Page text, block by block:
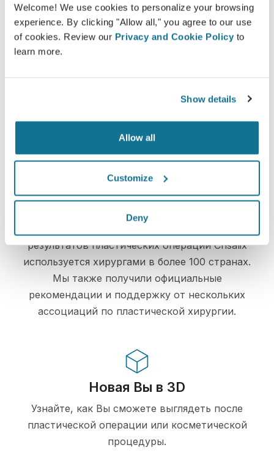
Welcome! We use cookies to personalize your browsing
experience. By clicking "Allow all," you agree to our use
of cookies. Review our Privacy and Cookie Policy to
learn more.
Show details
Allow all
Customize
Deny
конфиденциальности. Наши серверы
надежно защищена
High-Tech
результатов пластических операций Crisalix
используется хирургами в более 100 странах.
Мы также получили официальные
рекомендации и поддержку от нескольких
ассоциаций по пластической хирургии.
Новая Вы в 3D
Узнайте, как Вы сможете выглядеть после
пластической операции или косметической
процедуры.